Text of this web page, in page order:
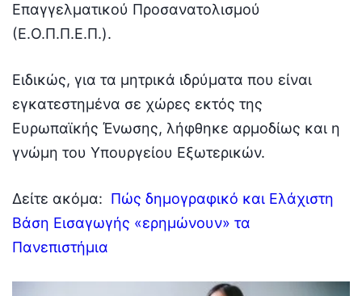
Επαγγελματικού Προσανατολισμού
(Ε.Ο.Π.Π.Ε.Π.).
Ειδικώς, για τα μητρικά ιδρύματα που είναι
εγκατεστημένα σε χώρες εκτός της
Ευρωπαϊκής Ένωσης, λήφθηκε αρμοδίως και η
γνώμη του Υπουργείου Εξωτερικών.
Δείτε ακόμα: Πώς δημογραφικό και Ελάχιστη
Βάση Εισαγωγής «ερημώνουν» τα
Πανεπιστήμια